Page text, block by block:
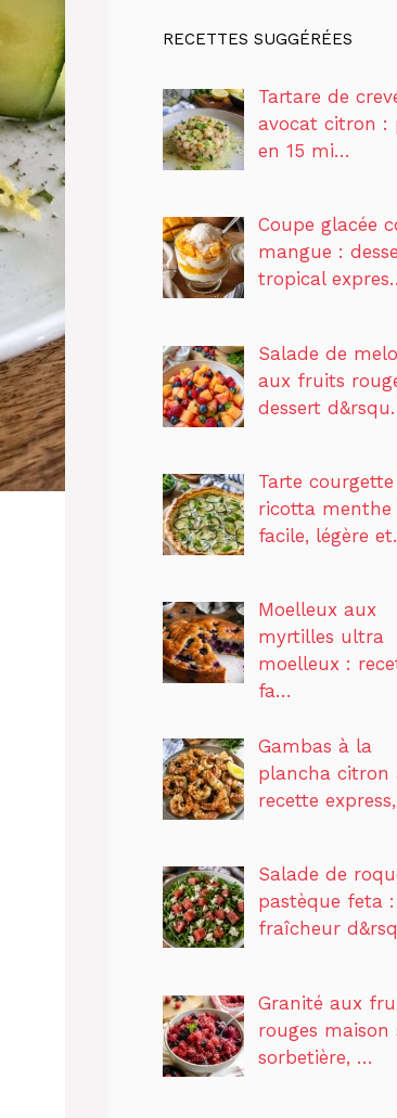
RECETTES SUGGÉRÉES
Tartare de
avocat citron :
en 15 mi…
Coupe glacée
mangue :
tropical
Salade de
aux fruits
dessert
Tarte courgette
ricotta menthe
facile, légère
Moelleux aux
myrtilles ultra
moelleux :
fa…
Gambas à la
plancha citron
recette
Salade de
pastèque feta :
fraîcheur
Granité aux
rouges maison
sorbetière, …